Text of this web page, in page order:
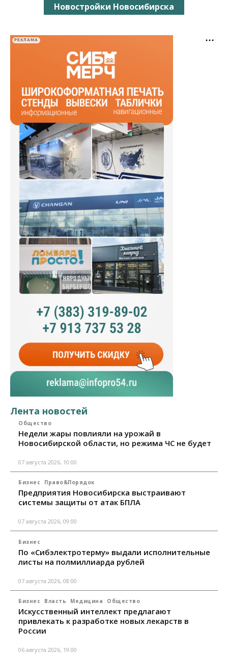
Новостройки Новосибирска
РЕКЛАМА
Лента новостей
Общество
Недели жары повлияли на урожай в
Новосибирской области, но режима ЧС не будет
07 августа 2026, 10:00
Бизнес Право&Порядок
Предприятия Новосибирска выстраивают
системы защиты от атак БПЛА
07 августа 2026, 09:00
Бизнес
По «Сибэлектротерму» выдали исполнительные
листы на полмиллиарда рублей
07 августа 2026, 08:00
Бизнес Власть Медицина Общество
Искусственный интеллект предлагают
привлекать к разработке новых лекарств в
России
06 августа 2026, 19:00